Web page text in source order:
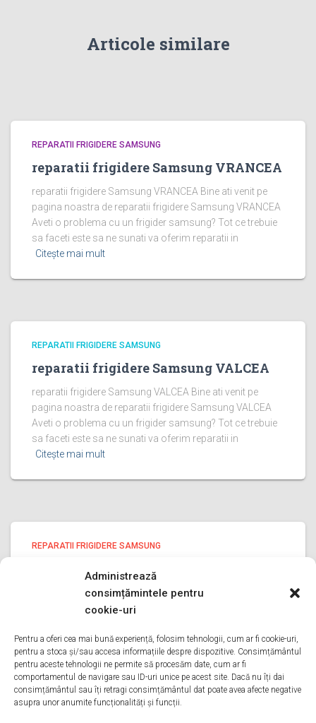
Administrează
consimțămintele pentru
cookie-uri
Pentru a oferi cea mai bună experiență, folosim tehnologii, cum ar fi cookie-uri,
pentru a stoca și/sau accesa informațiile despre dispozitive. Consimțământul
pentru aceste tehnologii ne permite să procesăm date, cum ar fi
comportamentul de navigare sau ID-uri unice pe acest site. Dacă nu îți dai
consimțământul sau îți retragi consimțământul dat poate avea afecte negative
asupra unor anumite funcționalități și funcții.
Articole similare
REPARATII FRIGIDERE SAMSUNG
reparatii frigidere Samsung VRANCEA
reparatii frigidere Samsung VRANCEA Bine ati venit pe
pagina noastra de reparatii frigidere Samsung VRANCEA
Aveti o problema cu un frigider samsung? Tot ce trebuie
sa faceti este sa ne sunati va oferim reparatii in
Citește mai mult
REPARATII FRIGIDERE SAMSUNG
reparatii frigidere Samsung VALCEA
reparatii frigidere Samsung VALCEA Bine ati venit pe
pagina noastra de reparatii frigidere Samsung VALCEA
Aveti o problema cu un frigider samsung? Tot ce trebuie
sa faceti este sa ne sunati va oferim reparatii in
Citește mai mult
REPARATII FRIGIDERE SAMSUNG
reparatii frigidere Samsung PRAHOVA
reparatii frigidere Samsung PRAHOVA Bine ati venit pe
pagina noastra de reparatii frigidere Samsung PRAHOVA
sa faceti este sa ne sunati va oferim reparatii in
Citește mai mult